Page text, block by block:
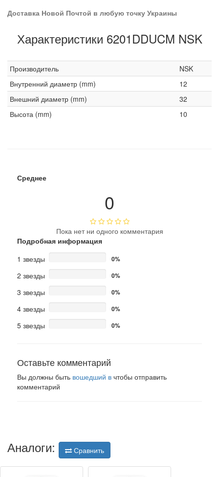
Доставка Новой Почтой в любую точку Украины
Характеристики 6201DDUCM NSK
Производитель
NSK
Внутренний диаметр (mm)
12
Внешний диаметр (mm)
32
Высота (mm)
10
Среднее
0
Пока нет ни одного комментария
Подробная информация
1 звезды
0%
2 звезды 0%
3 звезды 0%
4 звезды 0%
5 звезды 0%
Оставьте комментарий
Вы должны быть вошедший в чтобы отправить
комментарий
Аналоги: Сравнить